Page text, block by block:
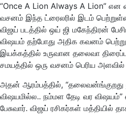
“Once A Lion Always A Lion” என
வசனம் இந்த ட்ரைலரில் இடம்
விஜய் படத்தில் ஒய் ஜி மகேந்திரன்
விஷயம் தற்போது அதிக கவனம் பெற்று
இயக்கத்தில் உருவான தலைவா
சமயத்தில் ஒரு வசனம் பெரிய அளவில்
அதன் ஆரம்பத்தில், “தலைவன்ங்குறது
விஷயமில்ல.. நம்மள தேடி வர
பேசுவார். விஜய் ரசிகர்கள் மத்தியில்